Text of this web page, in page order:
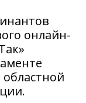
онлайн-